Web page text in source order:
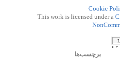
Cookie
This work is licensed under a
برچسب‌ها